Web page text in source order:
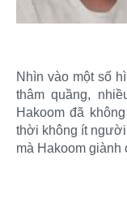
Nhìn vào một số
thâm quầng,
Hakoom đã
thời không ít
mà Hakoom giành